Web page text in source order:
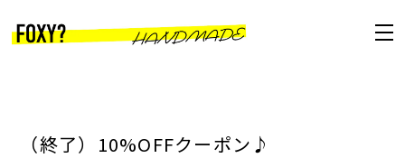
（終了）10%OFFクーポン♪